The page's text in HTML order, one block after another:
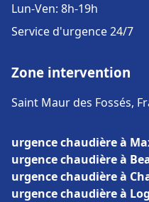
Lun-Ven: 8h-19h
Service d'urgence 24/7
Zone intervention
Saint Maur des Fossés,
urgence chaudière à
urgence chaudière à
urgence chaudière à
urgence chaudière à